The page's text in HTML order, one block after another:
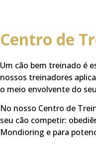
Centro de
Um cão bem treinado é
nossos treinadores
o meio envolvente do
No nosso Centro de
seu cão competir:
Mondioring e para